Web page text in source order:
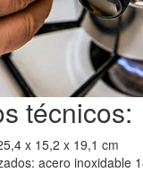
técnicos:
x 15,2 x 19,1 cm
acero inoxidable